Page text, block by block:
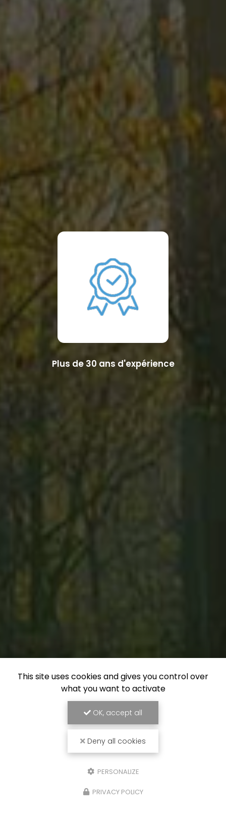
Plus de 30 ans d'expérience
This site uses cookies and gives you control over
what you want to activate
OK, accept all
Deny all cookies
PERSONALIZE
PRIVACY POLICY